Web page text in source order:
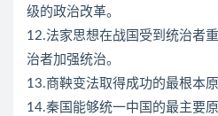
级的政治改革。
12.法家思想在战国受到统治者
治者加强统治。
13.商鞅变法取得成功的最根本
14.秦国能够统一中国的最主要